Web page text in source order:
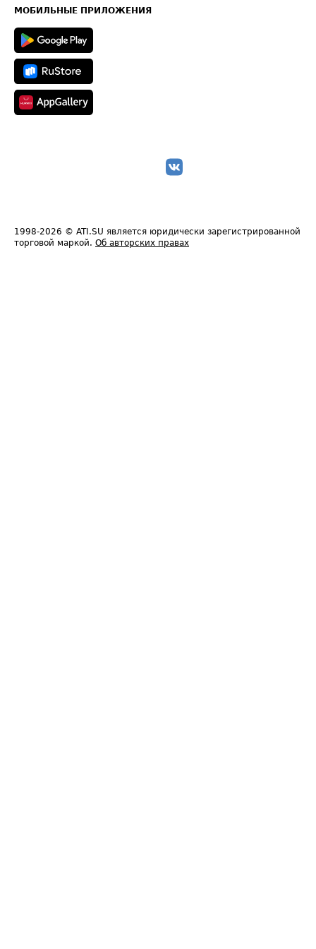
Техническая информация
МОБИЛЬНЫЕ ПРИЛОЖЕНИЯ
1998-2026 © ATI.SU является юридически зарегистрированной
торговой маркой. Об авторских правах